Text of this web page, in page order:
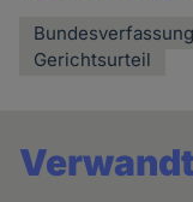
Gerichtsurteil